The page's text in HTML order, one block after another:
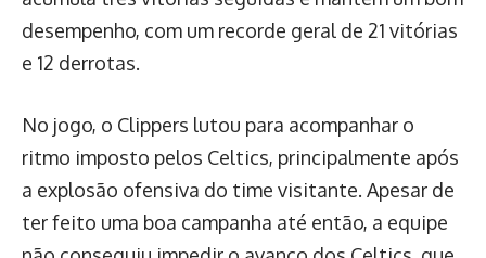
desempenho, com um recorde geral de 21 vitórias
e 12 derrotas.
No jogo, o Clippers lutou para acompanhar o
ritmo imposto pelos Celtics, principalmente após
a explosão ofensiva do time visitante. Apesar de
ter feito uma boa campanha até então, a equipe